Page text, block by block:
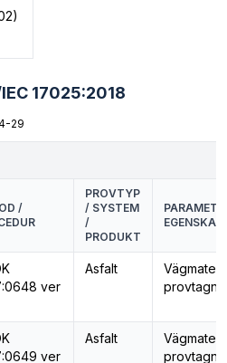
17025:2018
29
/
PROVTYP
/ SYSTEM
/
PRODUKT
ver
Asfalt
ver
Asfalt